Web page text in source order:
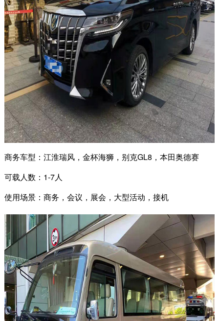
商务车型：江淮瑞风，金杯海狮，别克GL8，本田奥德赛
可载人数：1-7人
使用场景：商务，会议，展会，大型活动，接机